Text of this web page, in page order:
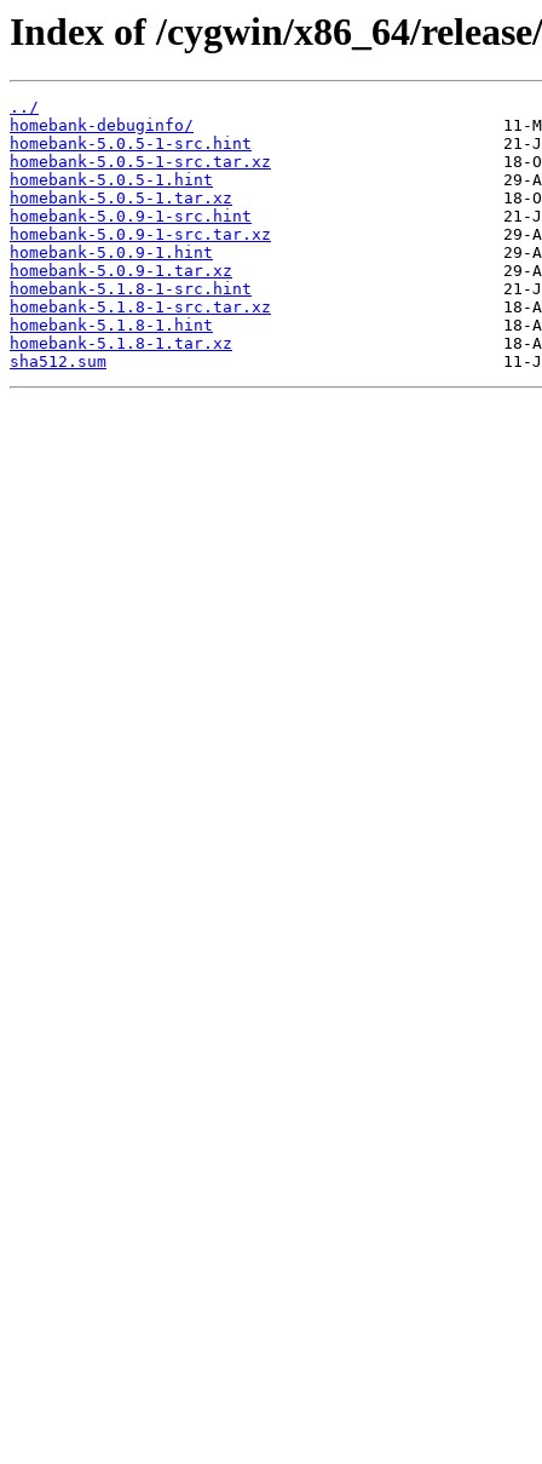
Index of /cygwin/x86_64/
../
homebank-debuginfo/
homebank-5.0.5-1-src.hint
homebank-5.0.5-1-src.tar.xz
homebank-5.0.5-1.hint
homebank-5.0.5-1.tar.xz
homebank-5.0.9-1-src.hint
homebank-5.0.9-1-src.tar.xz
homebank-5.0.9-1.hint
homebank-5.0.9-1.tar.xz
homebank-5.1.8-1-src.hint
homebank-5.1.8-1-src.tar.xz
homebank-5.1.8-1.hint
homebank-5.1.8-1.tar.xz
sha512.sum